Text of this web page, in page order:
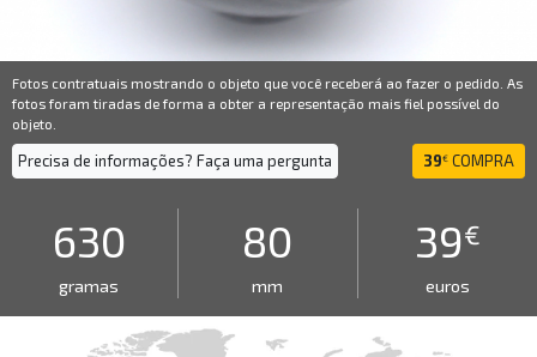
Fotos contratuais mostrando o objeto que você receberá ao fazer o pedido. As
fotos foram tiradas de forma a obter a representação mais fiel possível do
objeto.
Precisa de informações? Faça uma pergunta 39€ COMPRA
630
gramas
80
mm
39€
euros